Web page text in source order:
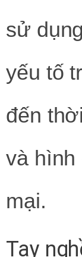
sử
yếu tố
đến
và hình
mại.
Tay